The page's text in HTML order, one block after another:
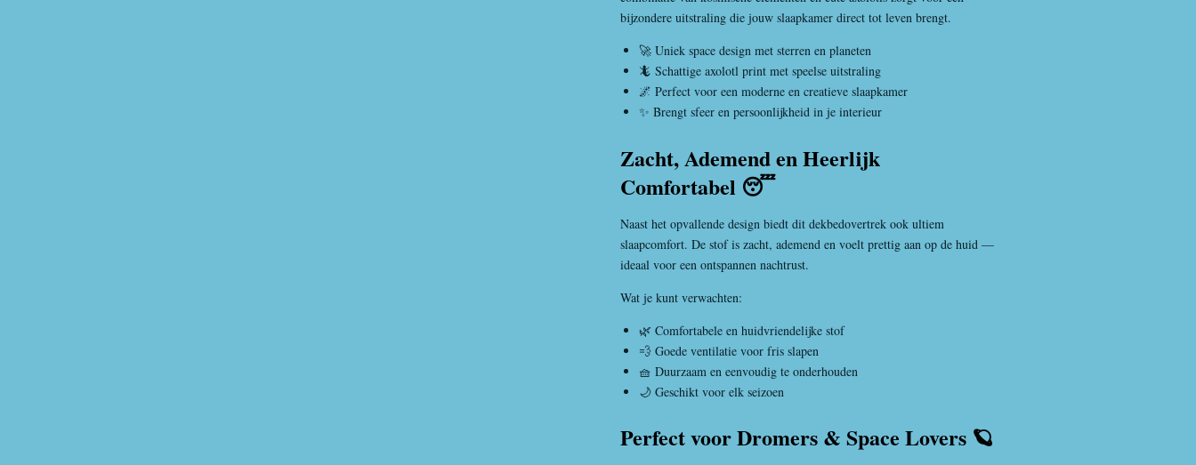
bijzondere uitstraling die jouw slaapkamer direct tot leven brengt.
🚀 Uniek space design met sterren en planeten
🦎 Schattige axolotl print met speelse uitstraling
🌌 Perfect voor een moderne en creatieve slaapkamer
✨ Brengt sfeer en persoonlijkheid in je interieur
Zacht, Ademend en Heerlijk
Comfortabel 😴
Naast het opvallende design biedt dit dekbedovertrek ook ultiem
slaapcomfort. De stof is zacht, ademend en voelt prettig aan op de huid —
ideaal voor een ontspannen nachtrust.
Wat je kunt verwachten:
🌿 Comfortabele en huidvriendelijke stof
💨 Goede ventilatie voor fris slapen
🧺 Duurzaam en eenvoudig te onderhouden
🌙 Geschikt voor elk seizoen
Perfect voor Dromers & Space Lovers 🪐